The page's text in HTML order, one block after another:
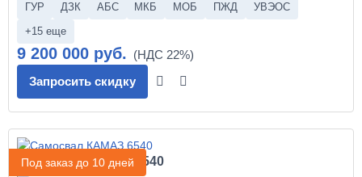
ГУР ДЗК АБС МКБ МОБ ПЖД
УВЭОС
+15 еще
9 200 000 руб.
Запросить скидку
Под заказ до 10 дней
Самосвал КАМАЗ 6540